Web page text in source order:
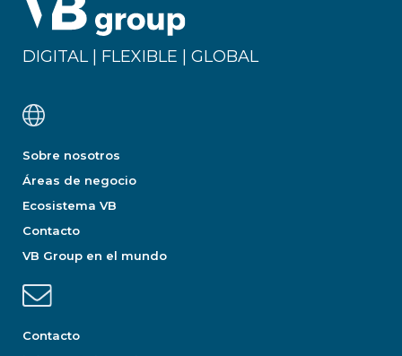
DIGITAL | FLEXIBLE | GLOBAL
Sobre nosotros
Áreas de negocio
Ecosistema VB
Contacto
VB Group en el mundo
Contacto